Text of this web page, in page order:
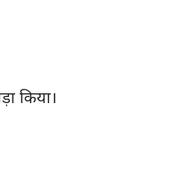
किया।